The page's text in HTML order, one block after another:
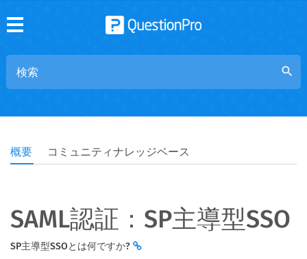
search
概要 コミュニティナレッジベース
SAML認証：SP主導型SSO
SP主導型SSOとは何ですか?